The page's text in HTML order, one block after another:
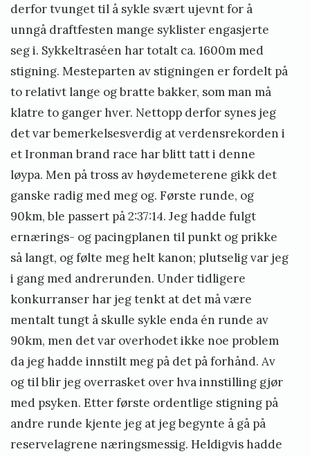
derfor tvunget til å sykle svært ujevnt for å
unngå draftfesten mange syklister engasjerte
seg i. Sykkeltraséen har totalt ca. 1600m med
stigning. Mesteparten av stigningen er fordelt på
to relativt lange og bratte bakker, som man må
klatre to ganger hver. Nettopp derfor synes jeg
det var bemerkelsesverdig at verdensrekorden i
et Ironman brand race har blitt tatt i denne
løypa. Men på tross av høydemeterene gikk det
ganske radig med meg og. Første runde, og
90km, ble passert på 2:37:14. Jeg hadde fulgt
ernærings- og pacingplanen til punkt og prikke
så langt, og følte meg helt kanon; plutselig var jeg
i gang med andrerunden. Under tidligere
konkurranser har jeg tenkt at det må være
mentalt tungt å skulle sykle enda én runde av
90km, men det var overhodet ikke noe problem
da jeg hadde innstilt meg på det på forhånd. Av
og til blir jeg overrasket over hva innstilling gjør
med psyken. Etter første ordentlige stigning på
andre runde kjente jeg at jeg begynte å gå på
reservelagrene næringsmessig. Heldigvis hadde